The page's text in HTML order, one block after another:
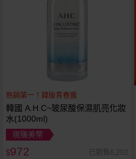
熱銷第一！韓版青春露
韓國 A.H.C~玻尿酸保濕肌亮化妝
水(1000ml)
現賺美幣
$972 已銷售6,202